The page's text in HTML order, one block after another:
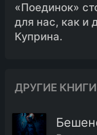
«Поединок»
для нас, как и
Куприна.
ДРУГИЕ